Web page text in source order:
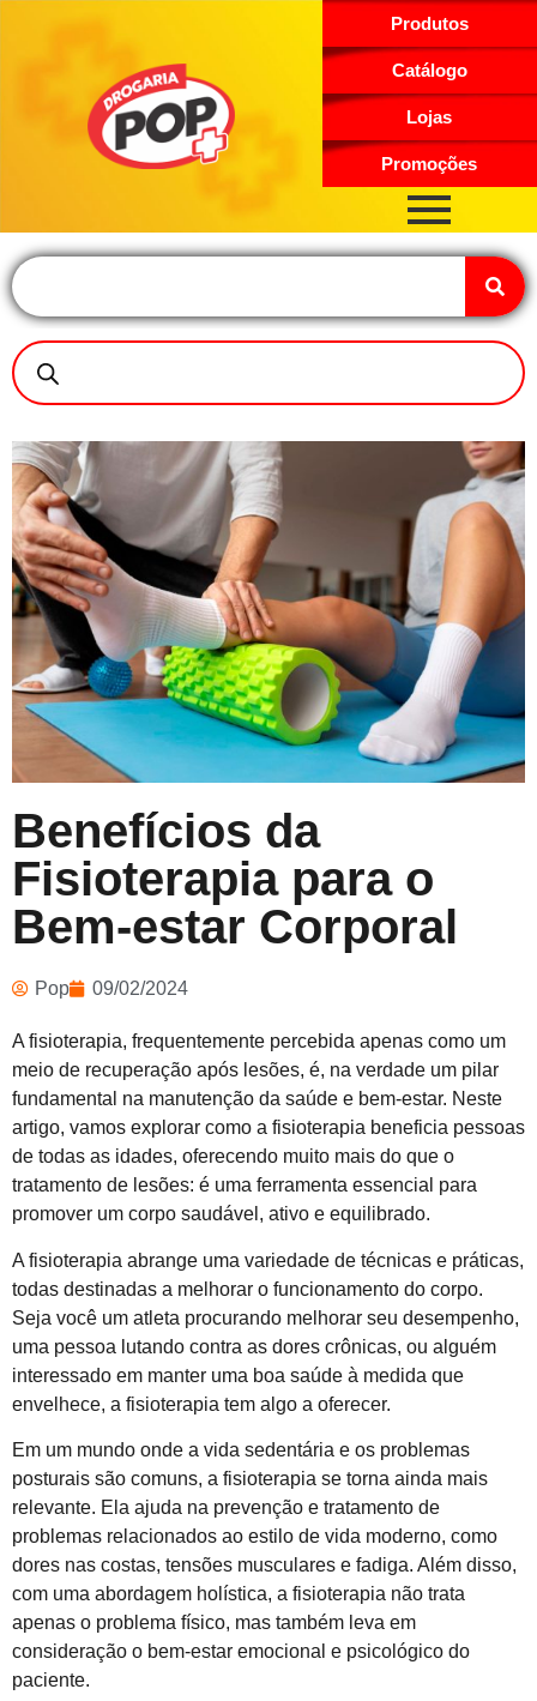
Produtos
Catálogo
Lojas
Promoções
Benefícios da
Fisioterapia para o
Bem-estar Corporal
Pop 09/02/2024
A fisioterapia, frequentemente percebida apenas como um
meio de recuperação após lesões, é, na verdade um pilar
fundamental na manutenção da saúde e bem-estar. Neste
artigo, vamos explorar como a fisioterapia beneficia pessoas
de todas as idades, oferecendo muito mais do que o
tratamento de lesões: é uma ferramenta essencial para
promover um corpo saudável, ativo e equilibrado.
A fisioterapia abrange uma variedade de técnicas e práticas,
todas destinadas a melhorar o funcionamento do corpo.
Seja você um atleta procurando melhorar seu desempenho,
uma pessoa lutando contra as dores crônicas, ou alguém
interessado em manter uma boa saúde à medida que
envelhece, a fisioterapia tem algo a oferecer.
Em um mundo onde a vida sedentária e os problemas
posturais são comuns, a fisioterapia se torna ainda mais
relevante. Ela ajuda na prevenção e tratamento de
problemas relacionados ao estilo de vida moderno, como
dores nas costas, tensões musculares e fadiga. Além disso,
com uma abordagem holística, a fisioterapia não trata
apenas o problema físico, mas também leva em
consideração o bem-estar emocional e psicológico do
paciente.